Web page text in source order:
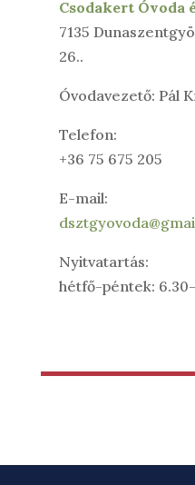
Csodakert Óvoda
7135
26..
Óvodavezető: Pál
Telefon:
+36 75 675 205
E-mail:
Nyitvatartás:
hétfő-péntek: